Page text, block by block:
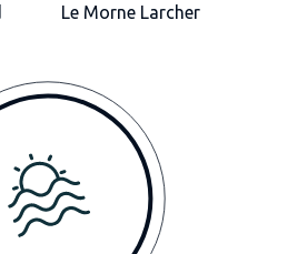
Le Morne Larcher